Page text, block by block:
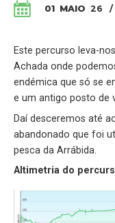
01 MAIO 26 /
Este percurso leva-
Achada onde
endémica que só se
e um antigo posto de
Daí desceremos até
abandonado que foi
pesca da Arrábida.
Altimetria do